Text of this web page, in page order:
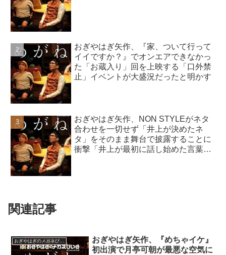
おぎやはぎ矢作、『家、ついて行って
イイですか？』でオンエアできなかっ
た「お蔵入り」回を上映する「口外禁
止」イベントが大盛況だったと明かす
おぎやはぎ矢作、NON STYLEがネタ
合わせを一切せず「井上が決めたネ
タ」をそのまま舞台で披露することに
衝撃「井上が最初に話し始めた言葉
関連記事
おぎやはぎのメガネびいき
おぎやはぎ矢作、『めちゃイケ』
初出演で月亭可朝が最悪な空気に